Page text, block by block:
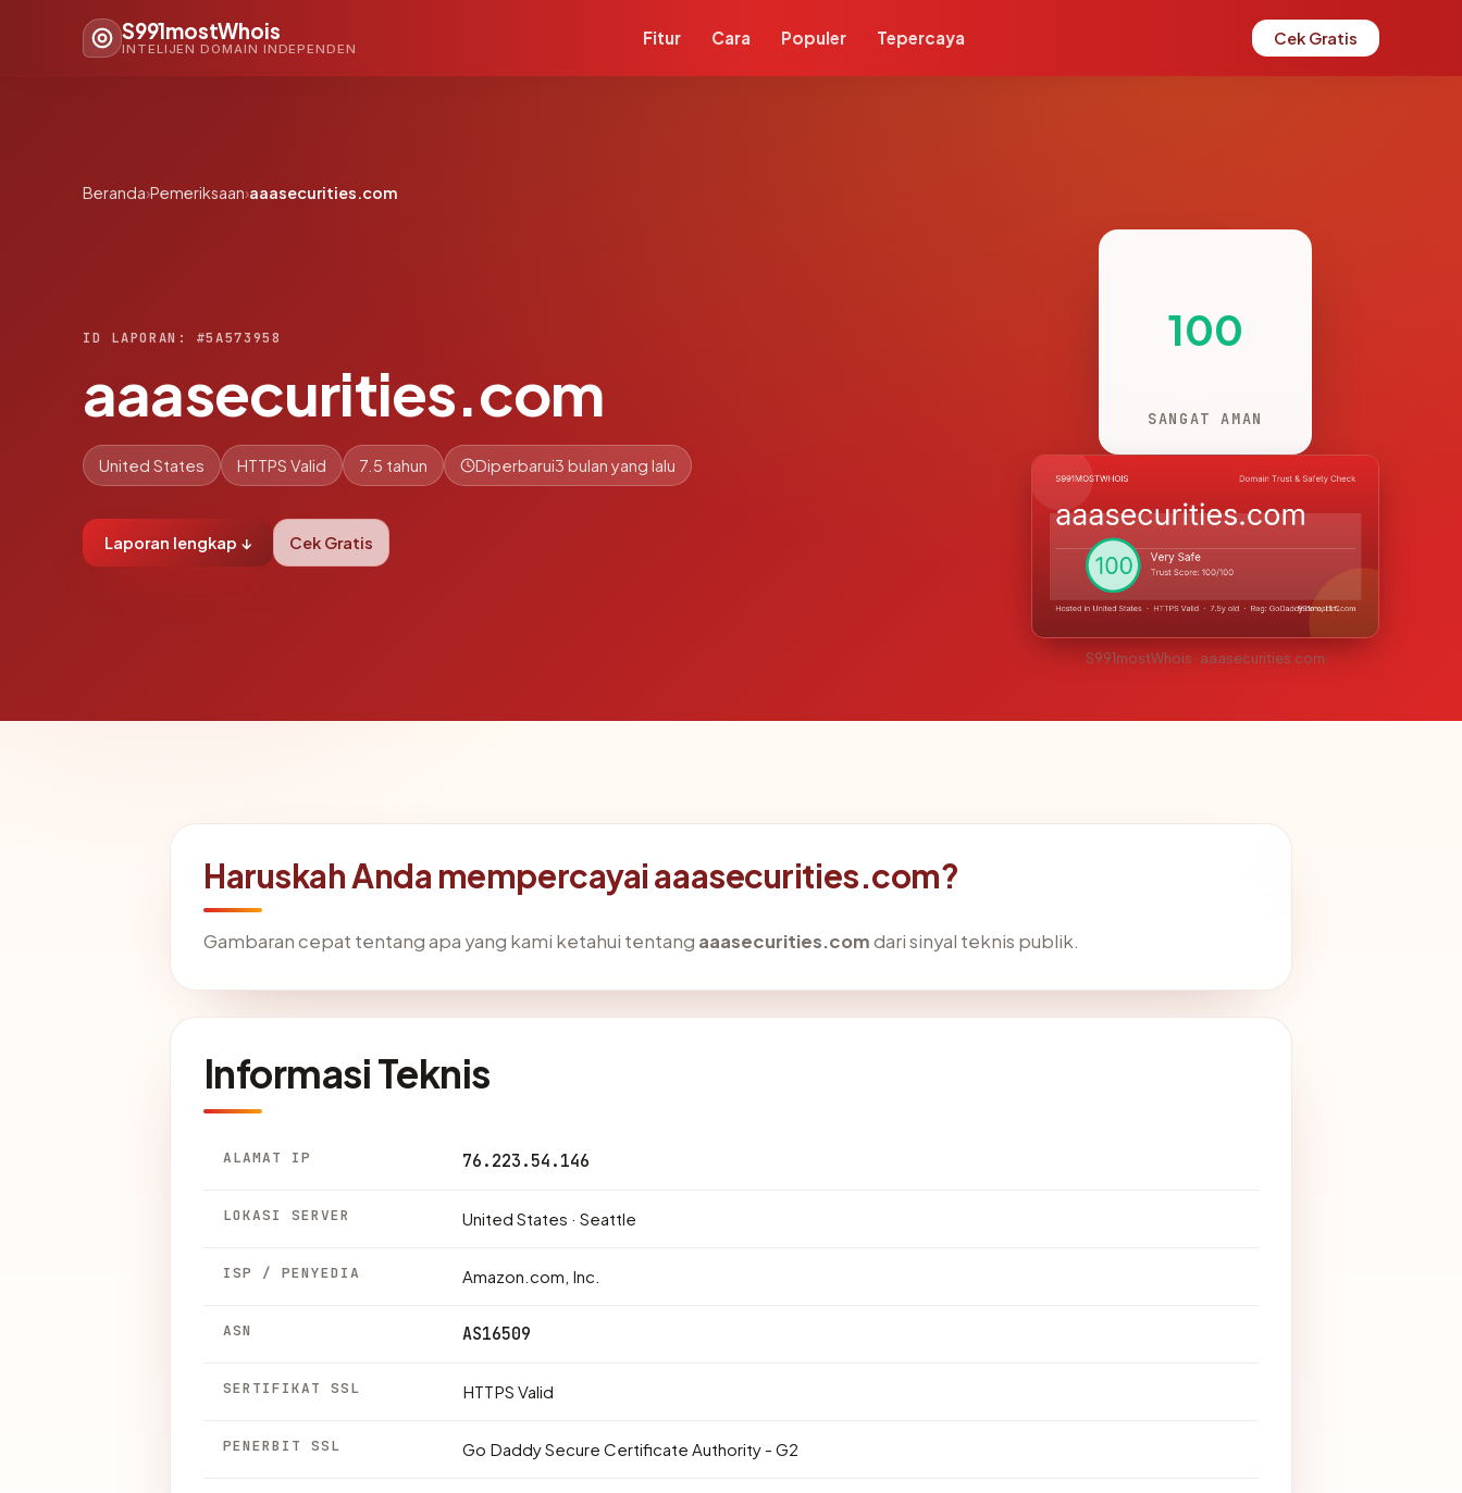
S991mostWhois
INTELIJEN DOMAIN INDEPENDEN
Fitur Cara Populer Tepercaya Cek Gratis
Beranda›Pemeriksaan›aaasecurities.com
ID LAPORAN: #5A573958
aaasecurities.com
United States HTTPS Valid 7.5 tahun Diperbarui3 bulan yang lalu
Laporan lengkap ↓ Cek Gratis
100
SANGAT AMAN
S991mostWhois · aaasecurities.com
Haruskah Anda mempercayai aaasecurities.com?
Gambaran cepat tentang apa yang kami ketahui tentang aaasecurities.comdari sinyal teknis publik.
Informasi Teknis
ALAMAT IP 76.223.54.146
LOKASI SERVER United States · Seattle
ISP / PENYEDIA Amazon.com, Inc.
ASN AS16509
SERTIFIKAT SSL HTTPS Valid
PENERBIT SSL Go Daddy Secure Certificate Authority - G2